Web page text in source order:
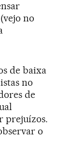
(vejo no
de baixa
no
de
prejuízos.
o